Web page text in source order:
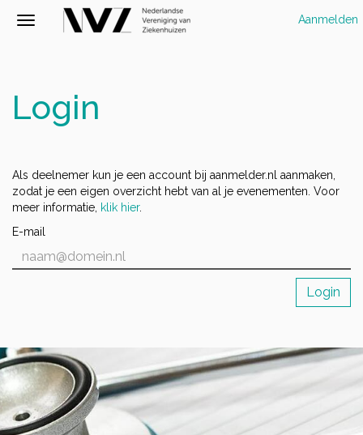
Aanmelden
Login
Als deelnemer kun je een account bij aanmelder.nl aanmaken,
zodat je een eigen overzicht hebt van al je evenementen. Voor
meer informatie, klik hier.
E-mail
Login